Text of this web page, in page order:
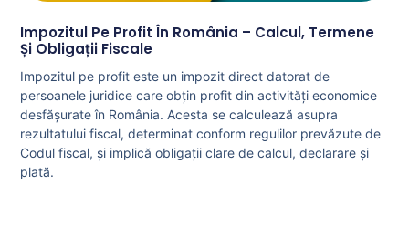
Impozitul Pe Profit În România – Calcul, Termene
Și Obligații Fiscale
Impozitul pe profit este un impozit direct datorat de
persoanele juridice care obțin profit din activități economice
desfășurate în România. Acesta se calculează asupra
rezultatului fiscal, determinat conform regulilor prevăzute de
Codul fiscal, și implică obligații clare de calcul, declarare și
plată.